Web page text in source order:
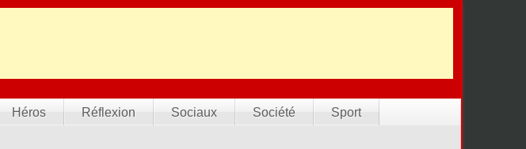
Héros Réflexion Sociaux Société
Sport